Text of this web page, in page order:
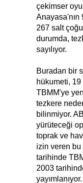
çekimser oyu
267 salt
durumda,
sayılıyor.
Buradan bir
hükumeti,
TBMM'ye
tezkere
bilinmiyor.
yürüteceği
toprak ve
izin veren
tarihinde
2003